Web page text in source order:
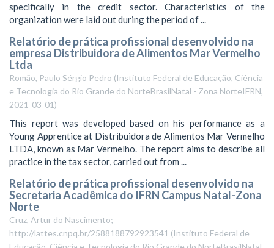
specifically in the credit sector. Characteristics of the
organization were laid out during the period of ...
Relatório de prática profissional desenvolvido na
empresa Distribuidora de Alimentos Mar Vermelho
Ltda
Romão, Paulo Sérgio Pedro (Instituto Federal de Educação, Ciência
e Tecnologia do Rio Grande do NorteBrasilNatal - Zona NorteIFRN,
2021-03-01)
This report was developed based on his performance as a
Young Apprentice at Distribuidora de Alimentos Mar Vermelho
LTDA, known as Mar Vermelho. The report aims to describe all
practice in the tax sector, carried out from ...
Relatório de prática profissional desenvolvido na
Secretaria Acadêmica do IFRN Campus Natal-Zona
Norte
Cruz, Artur do Nascimento;
http://lattes.cnpq.br/2588188792923541 (Instituto Federal de